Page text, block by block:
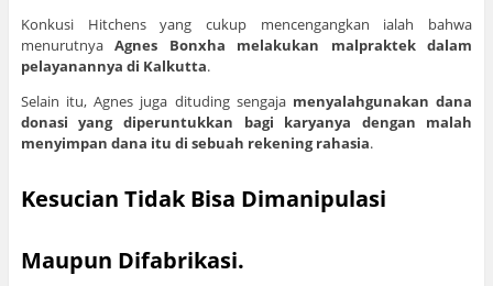
Konkusi Hitchens yang cukup mencengangkan ialah bahwa
menurutnyaAgnes Bonxha melakukan malpraktek dalam
pelayanannya di Kalkutta.
Selain itu, Agnes juga dituding sengaja menyalahgunakan dana
donasi yang diperuntukkan bagi karyanya dengan malah
menyimpan dana itu di sebuah rekening rahasia.
Kesucian Tidak Bisa Dimanipulasi
Maupun Difabrikasi.